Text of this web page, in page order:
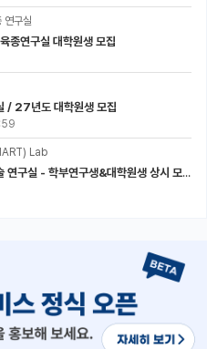
연구실
종연구실 대학원생 모집
/ 27년도 대학원생 모집
Lab
[성균관대학교] 분리소재 및 재생가능 기술 연구실 - 학부연구생&대학원생 상시 모집 (미래에너지공학과)